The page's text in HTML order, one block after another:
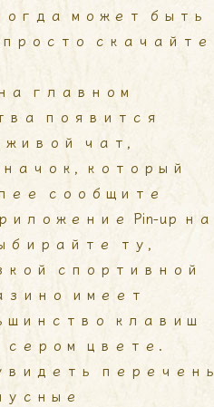
может быть
скачайте
главном
появится
чат,
который
сообщите
Pin-up на
ту,
спортивной
имеет
клавиш
сером цвете.
перечень